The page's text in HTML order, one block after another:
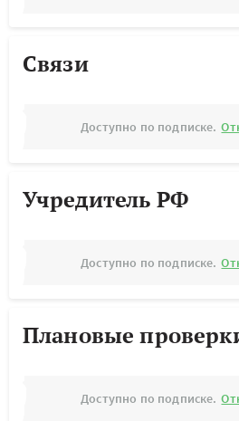
Связи
Доступно по подписке.
Учредитель РФ
Доступно по подписке.
Плановые
Доступно по подписке.